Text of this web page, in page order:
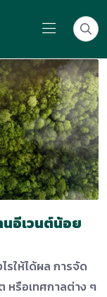
นอีเวนต์น้อย
รให้ได้ผล การจัด
หรือเทศกาลต่าง ๆ